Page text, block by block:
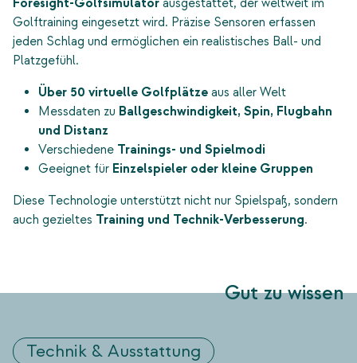
Golftraining eingesetzt wird. Präzise Sensoren erfassen
jeden Schlag und ermöglichen ein realistisches Ball- und
Platzgefühl.
Über 50 virtuelle Golfplätze aus aller Welt
Messdaten zu Ballgeschwindigkeit, Spin, Flugbahn
und Distanz
Verschiedene Trainings‑ und Spielmodi
Geeignet für Einzelspieler oder kleine Gruppen
Diese Technologie unterstützt nicht nur Spielspaß, sondern
auch gezieltes Training und Technik‑Verbesserung.
Gut zu wissen
Technik & Ausstattung